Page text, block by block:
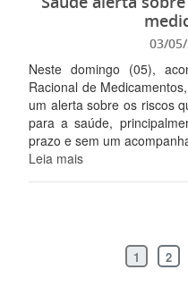
03/
Neste domingo (05),
Racional de
um alerta sobre os riscos
para a saúde,
prazo e sem um
Leia mais
1 2